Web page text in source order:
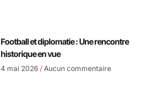
Football et diplomatie : Une rencontre
historique en vue
4 mai 2026 Aucun commentaire